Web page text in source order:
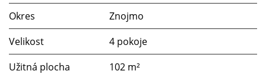
Okres
Znojmo
Velikost
4 pokoje
Užitná plocha
102 m²